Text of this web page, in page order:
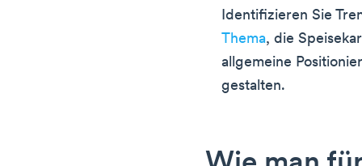
Identifizieren Sie
Thema, die
allgemeine
gestalten.